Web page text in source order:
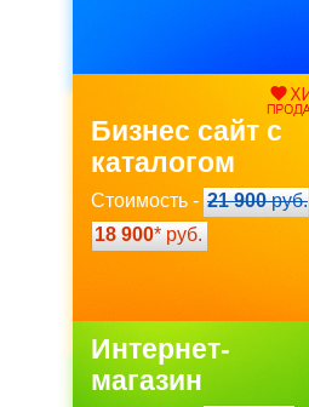
Бизнес сайт с
каталогом
Стоимость - 21 900руб.
18 900* руб.
Интернет-
магазин